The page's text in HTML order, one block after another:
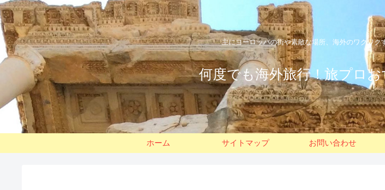
主にヨーロッパの街や素敵な場所、海外のワクワク
何度でも海外旅行！旅プロ
ホーム サイトマップ お問い合わせ